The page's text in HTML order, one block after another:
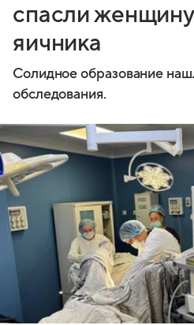
спасли
яичника
Солидное образование
обследования.